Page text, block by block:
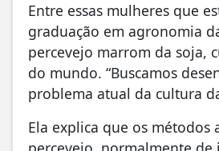
Entre essas mulheres que
graduação em agronomia
percevejo marrom da soja,
do mundo. “Buscamos
problema atual da cultura
Ela explica que os